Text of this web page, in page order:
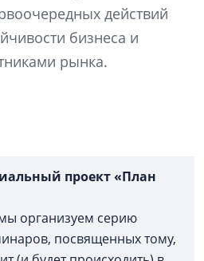
действий
бизнеса и
рынка.
проект «План
организуем серию
посвященных тому,